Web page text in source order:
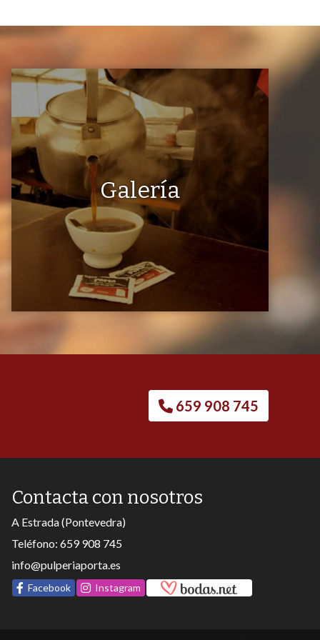
Galería
659 908 745
Contacta con nosotros
A Estrada (Pontevedra)
Teléfono:659 908 745
info@pulperiaporta.es
Facebook Instagram